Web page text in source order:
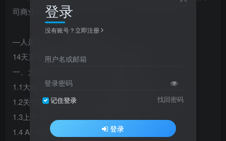
—人是支点，AI是最好的杠杆
14天直播课程+1个月陪跑+做垂直领域IP
一、大模型底层逻辑与个人IP商业思维
1.1大模型选择：匹配业务场景找到合适的AI
1.2关于提示词：用户提示词/系统提示词／元提示词
1.3上下文工程：转化可复用的数字资产
1.4 AI×IP商业画布：找到你的独一无二商业模式
登录
没有账号？立即注册
用户名或邮箱
登录密码
记住登录 找回密码
登录